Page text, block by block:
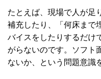
たとえば、現場で人が足
補充したり、「何床まで
バイスをしたりするだけ
がらないのです。ソフト
ないか、という問題意識